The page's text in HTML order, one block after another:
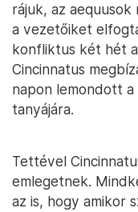
rájuk, az aequusok
a vezetőiket
konfliktus két hét
Cincinnatus
napon lemondott
tanyájára.
Tettével
emlegetnek.
az is, hogy amikor